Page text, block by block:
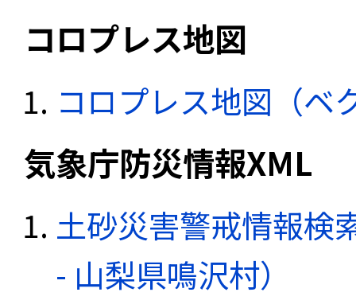
コロプレス地図
コロプレス地図（ベ
気象庁防災情報XML
土砂災害警戒情報検
- 山梨県鳴沢村）